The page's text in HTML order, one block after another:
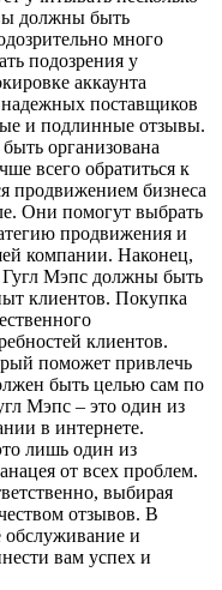
должны быть
много
подозрения у
аккаунта
поставщиков
и подлинные отзывы.
организована
всего обратиться к
продвижением бизнеса
Они помогут выбрать
продвижения и
компании. Наконец,
Мэпс должны быть
клиентов. Покупка
клиентов.
поможет привлечь
быть целью сам по
Мэпс – это один из
в интернете.
лишь один из
от всех проблем.
выбирая
отзывов. В
обслуживание и
вам успех и